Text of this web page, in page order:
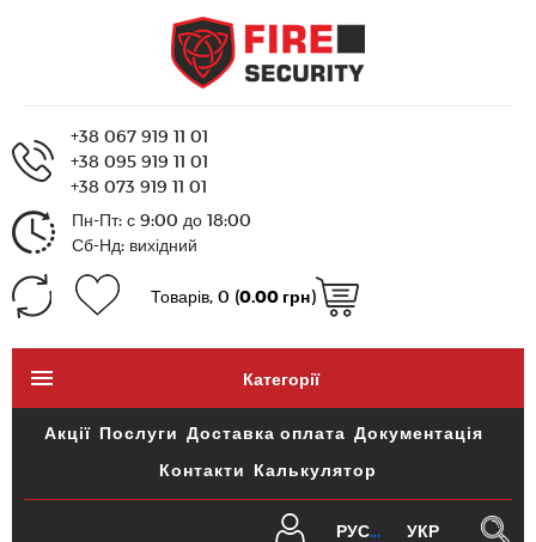
+38 067 919 11 01
+38 095 919 11 01
+38 073 919 11 01
Пн-Пт: с 9:00 до 18:00
Сб-Нд: вихідний
Товарів, 0 (0.00 грн)
Категорії
Акції Послуги Доставка оплата Документація
Контакти Калькулятор
РУС УКР